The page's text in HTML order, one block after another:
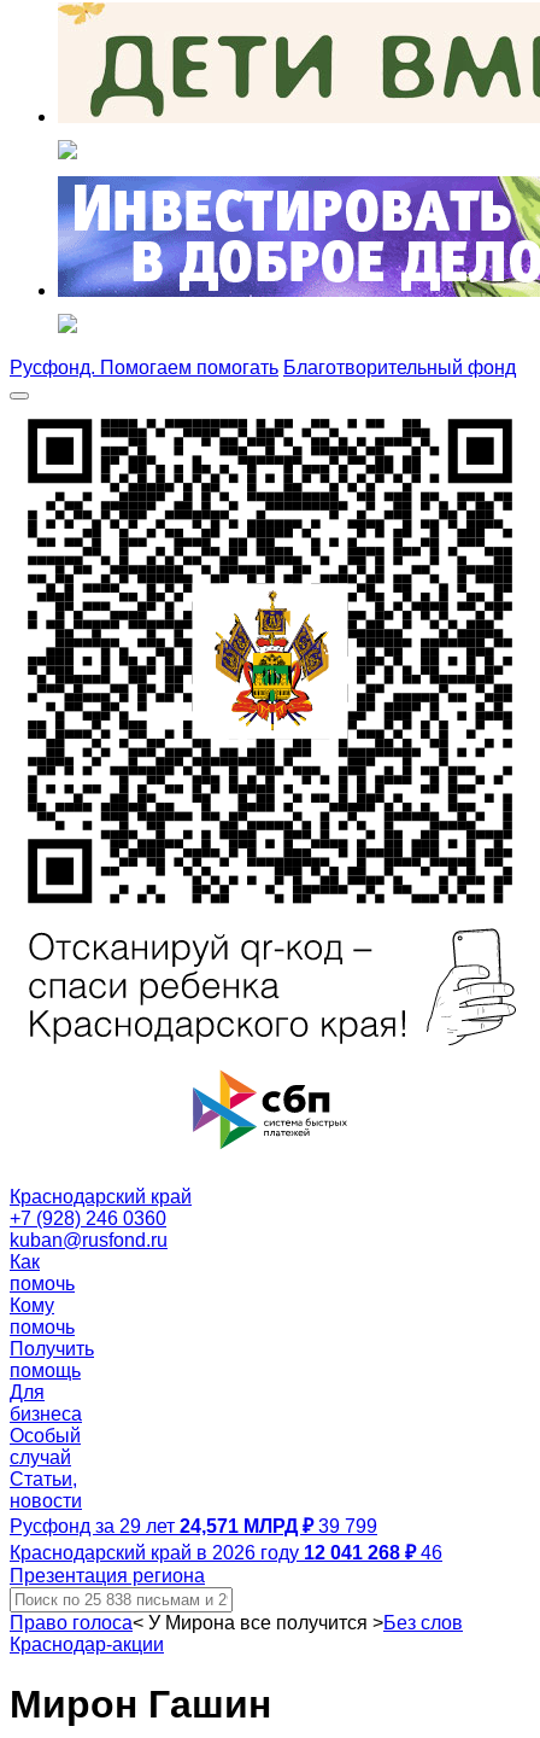
Русфонд. Помогаем помогать Благотворительный фонд
Краснодарский край
+7 (928) 246 0360
kuban@rusfond.ru
Как
помочь
Кому
помочь
Получить
помощь
Для
бизнеса
Особый
случай
Статьи,
новости
Русфонд за 29 лет 24,571 МЛРД ₽ 39 799
Краснодарский край в 2026 году 12 041 268 ₽ 46
Презентация региона
Право голоса< У Мирона все получится >Без слов
Краснодар-акции
Мирон Гашин